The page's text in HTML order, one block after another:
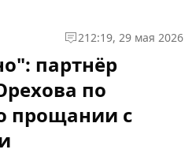
212:19, 29 мая 2026
партнёр
по
прощании с